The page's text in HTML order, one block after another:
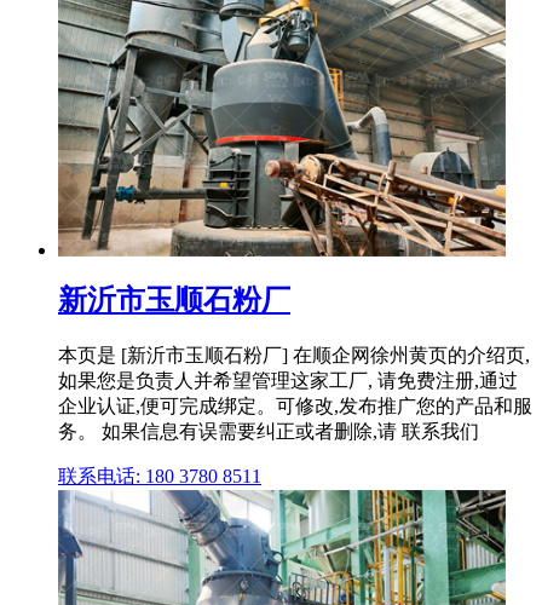
新沂市玉顺石粉厂
本页是 [新沂市玉顺石粉厂] 在顺企网徐州黄页的介绍页,
如果您是负责人并希望管理这家工厂, 请免费注册,通过
企业认证,便可完成绑定。可修改,发布推广您的产品和服
务。 如果信息有误需要纠正或者删除,请 联系我们
联系电话: 180 3780 8511